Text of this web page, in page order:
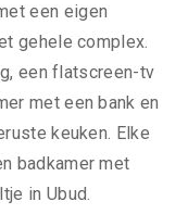
een eigen
gehele complex.
een flatscreen-tv
met een bank en
keuken. Elke
badkamer met
in Ubud.